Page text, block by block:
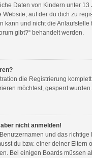
Daten von Kindern unter
auf der du dich zu
kann und nicht die
gibt?“ behandelt werden.
die Registrierung
möchtest, gesperrt
nicht anmelden!
und das
du bzw. einer deiner
Bei einigen Boards müssen